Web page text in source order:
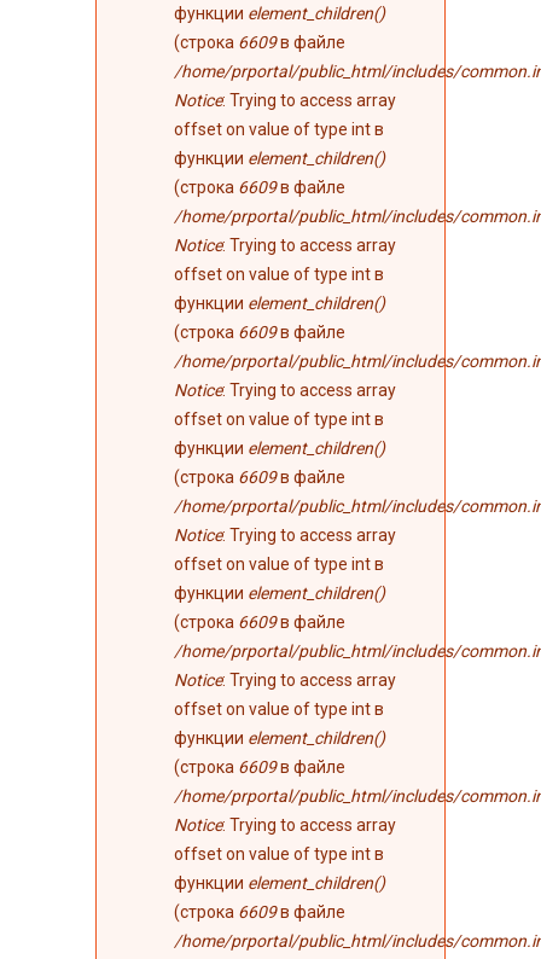
функции element_children()
(строка 6609в файле
/home/prportal/public_html/includes/
Notice: Trying to access array
offset on value of type int в
функции element_children()
(строка 6609в файле
/home/prportal/public_html/includes/
Notice: Trying to access array
offset on value of type int в
функции element_children()
(строка 6609в файле
/home/prportal/public_html/includes/
Notice: Trying to access array
offset on value of type int в
функции element_children()
(строка 6609в файле
/home/prportal/public_html/includes/
Notice: Trying to access array
offset on value of type int в
функции element_children()
(строка 6609в файле
/home/prportal/public_html/includes/
Notice: Trying to access array
offset on value of type int в
функции element_children()
(строка 6609в файле
/home/prportal/public_html/includes/
Notice: Trying to access array
offset on value of type int в
функции element_children()
(строка 6609в файле
/home/prportal/public_html/includes/